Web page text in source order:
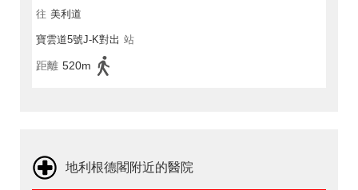
往 美利道
寶雲道5號J-K對出 站
距離 520m
地利根德閣附近的醫院